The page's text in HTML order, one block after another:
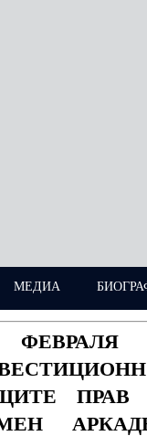
МЕДИА
ФЕВРАЛЯ
ПРАВ